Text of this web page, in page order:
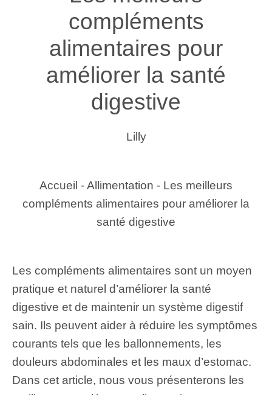
compléments
alimentaires pour
améliorer la santé
digestive
Lilly
Accueil -Allimentation - Les meilleurs
compléments alimentaires pour améliorer la
santé digestive
Les compléments alimentaires sont un moyen
pratique et naturel d’améliorer la santé
digestive et de maintenir un système digestif
sain. Ils peuvent aider à réduire les symptômes
courants tels que les ballonnements, les
douleurs abdominales et les maux d’estomac.
Dans cet article, nous vous présenterons les